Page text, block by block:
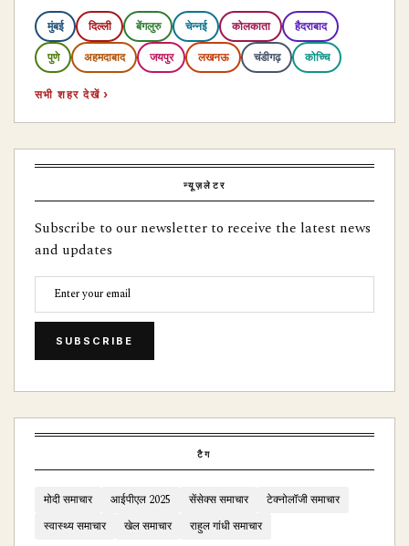
मुंबई दिल्ली बेंगलुरु चेन्नई कोलकाता हैदराबाद
पुणे अहमदाबाद जयपुर लखनऊ चंडीगढ़ कोच्चि
सभी शहर देखें ›
न्यूज़लेटर
Subscribe to our newsletter to receive the latest news
and updates
SUBSCRIBE
टैग
मोदी समाचार आईपीएल 2025 सेंसेक्स समाचार
टेक्नोलॉजी समाचार
स्वास्थ्य समाचार
खेल समाचार राहुल गांधी समाचार